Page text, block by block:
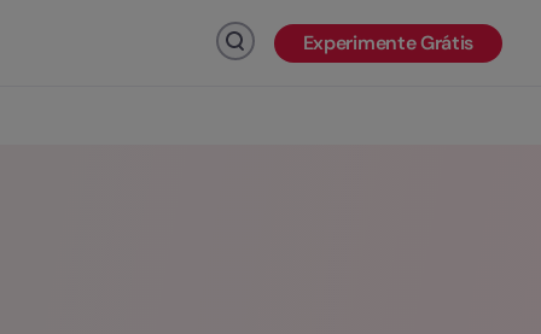
Clique para pesquisar
Experimente Grátis